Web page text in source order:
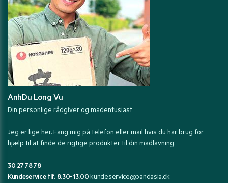
AnhDu Long Vu
Din personlige rådgiver og madentusiast
Jeg er lige her. Fang mig på telefon eller mail hvis du har brug for
hjælp til at finde de rigtige produkter til din madlavning.
30 27 78 78
Kundeservice tlf. 8.30-13.00kundeservice@pandasia.dk